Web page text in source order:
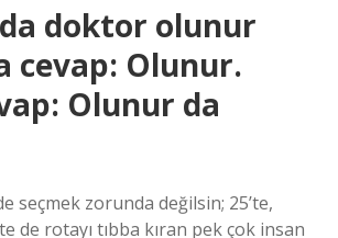
doktor olunur
cevap: Olunur.
Olunur da
seçmek zorunda değilsin; 25’te,
de rotayı tıbba kıran pek çok insan